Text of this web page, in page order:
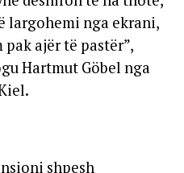
largohemi nga ekrani,
ajër të pastër”,
Hartmut Göbel nga
shpesh